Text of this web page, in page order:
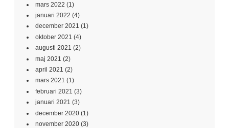
mars 2022 (1)
januari 2022 (4)
december 2021 (1)
oktober 2021 (4)
augusti 2021 (2)
maj 2021 (2)
april 2021 (2)
mars 2021 (1)
februari 2021 (3)
januari 2021 (3)
december 2020 (1)
november 2020 (3)